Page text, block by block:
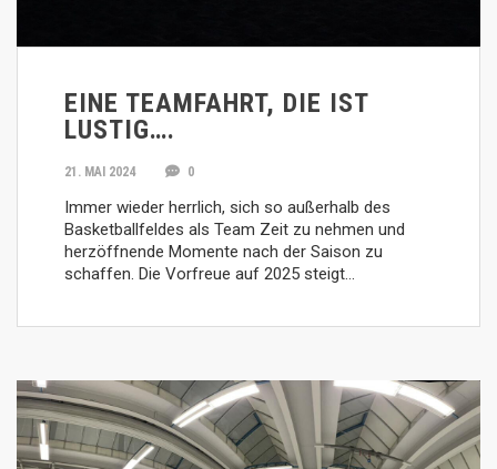
EINE TEAMFAHRT, DIE IST
LUSTIG….
21. MAI 2024 0
Immer wieder herrlich, sich so außerhalb des
Basketballfeldes als Team Zeit zu nehmen und
herzöffnende Momente nach der Saison zu
schaffen. Die Vorfreue auf 2025 steigt…